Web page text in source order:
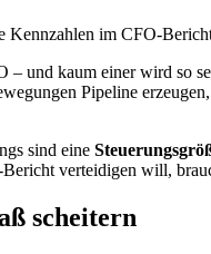
Kennzahlen im CFO-
und kaum einer wird
Pipeline
sind eine
verteidigen will,
scheitern